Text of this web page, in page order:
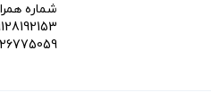
شماره
(مدیریت)